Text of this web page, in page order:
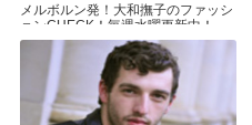
メルボルン発！大和撫子のファッシ
ョンCHECK！毎週水曜更新中！